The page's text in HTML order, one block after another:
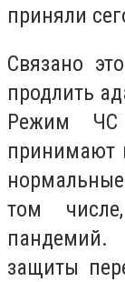
приняли
Связано
продлить
Режим ЧС
принимают
том
защиты